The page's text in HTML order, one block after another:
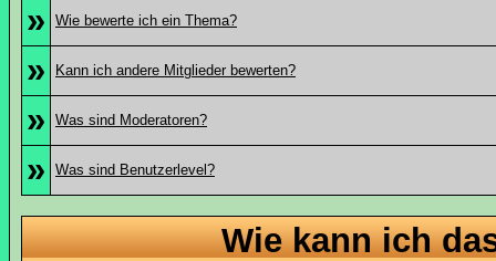
» Wie bewerte ich ein Thema?
» Kann ich andere Mitglieder bewerten?
» Was sind Moderatoren?
» Was sind Benutzerlevel?
Wie kann ich